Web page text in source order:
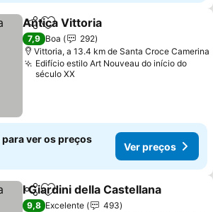
PartilharAdicionar aos favoritos
Antica Vittoria
7,9 Boa
292
Vittoria, a 13.4 km de Santa Croce Camerina
Edifício estilo Art Nouveau do início do
século XX
ver os preços
Ver preços
PartilharAdicionar aos favoritos
I Giardini della Castellana
9,8 Excelente
493